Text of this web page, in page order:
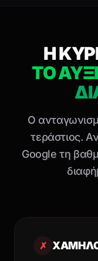
Η
ΤΟ
Ο
τεράστιος.
Google τη
✗ ΧΑΜΗΛΟ